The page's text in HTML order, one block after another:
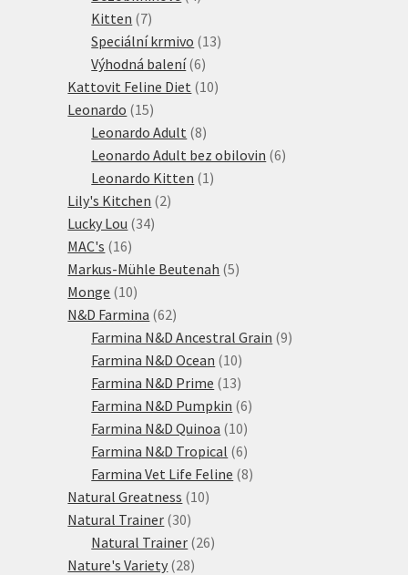
Kitten 77
produktů
Speciální krmivo 1313
Výhodná balení 66
produktů
Kattovit Feline Diet 1010
Leonardo 1515
produktů
Leonardo Adult 88
produktů
Leonardo Adult bez obilovin 66
Leonardo Kitten 1 1
Lily's Kitchen 22
Lucky Lou 3434
MAC's 1616
produktů
Markus-Mühle Beutenah 55
Monge 1010
produktů
N&D Farmina 6262
produktů
Farmina N&D Ancestral Grain 99
Farmina N&D Ocean 1010
produktů
Farmina N&D Prime 1313
produktů
Farmina N&D Pumpkin 66
Farmina N&D Quinoa 1010
produktů
Farmina N&D Tropical 66
produktů
Farmina Vet Life Feline 88
Natural Greatness 1010
Natural Trainer 3030
produktů
Natural Trainer 2626
Nature's Variety 2828